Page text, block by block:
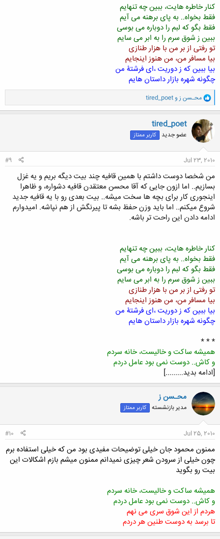
چگونه شهره بازار داستان هایم
دیگه بی نقص بی نقص بود. اما به هر حال عالی بود ممنون.. بی چون و چرا
وتغییر به انتهای شعر اضافه شد. اگه خودتون تمایل داشتید اصلاح کنید
دوستان این رو ادامه بدید:
کنار خاطره هایت، ببین چه تنهایم
فقط بخواه.. به پای برهنه می آیم
فقط بگو که لبم را دوباره می بوسی
ببین ز شوق سرم را به ابر می سایم
تو رفتی از بر من با هزار طنازی
بیا مسافر من، من هنوز اینجایم
بیا ببین که ز دوریت ،ای فرشتۀ من
چگونه بی کس و غمگین ، ملول و تنهایم
کنار خاطره هایت، ببین چه تنهایم
فقط بخواه.. به پای برهنه می آیم
فقط بگو که لبم را دوباره می بوسی
ببین ز شوق سرم را به ابر می سایم
تو رفتی از بر من با هزار طنازی
بیا مسافر من، من هنوز اینجایم
بیا ببین که ز دوریت ،ای فرشتۀ من
چگونه شهره بازار داستان هایم
و
ا
ک
ن
ش
ه
ا
محـسن ز و tired_poet
tired_poet
عضو جدید کاربر ممتاز
Jul 23, 2010
#9
من شخصا دوست داشتم با همین قافیه چند بیت دیگه بریم و یه غزل
بسازیم.. اما ازون جایی که آقا محسن معتقدن قافیه دشواره، و ظاهرا
اینجوری کار برای بچه ها سخت میشه.. بیت بعدی رو با یه قافیه جدید
شروع میکنم.. اما باید وزن حفظ بشه تا پیرنگش از هم نپاشه. امیدوارم
ادامه دادن این راحت تر باشه.
کنار خاطره هایت، ببین چه تنهایم
فقط بخواه.. به پای برهنه می آیم
فقط بگو که لبم را دوباره می بوسی
ببین ز شوق سرم را به ابر می سایم
تو رفتی از بر من با هزار طنازی
بیا مسافر من، من هنوز اینجایم
بیا ببین که ز دوریت ،ای فرشتۀ من
چگونه شهره بازار داستان هایم
* * *
همیشه ساکت و خالیست، خانه سردم
و کاش.. دوست نمی بود عامل دردم
[ادامه بدید.........]
محـسن ز
مدیر بازنشسته کاربر ممتاز
Jul 25, 2010
#10
ممنون محمود جان خیلی توضیحات مفیدی بود من که خیلی استفاده برم
چون خیلی از سرودن شعر چیزی نمیدانم ممنون میشم بازم اشکالات این
بیت رو بگوید
همیشه ساکت و خالیست، خانه سردم
و کاش.. دوست نمی بود عامل دردم
هردم از این شوق سری می نهم
تا برسد به دوست طنین هر دردم